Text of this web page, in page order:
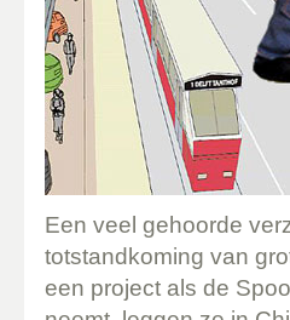
Een veel gehoorde
totstandkoming van
een project als de